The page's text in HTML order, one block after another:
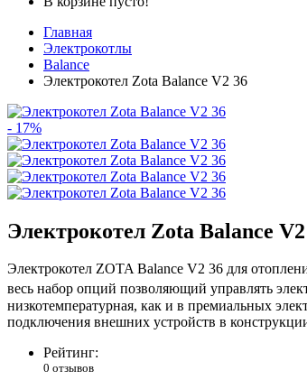
Главная
Электрокотлы
Balance
Электрокотел Zota Balance V2 36
- 17%
Электрокотел Zota Balance
Электрокотел ZOTA Balance V2 36 для
весь набор опций позволяющий управлять
низкотемпературная, как и в премиальных
подключения внешних устройств в
Рейтинг:
0 отзывов